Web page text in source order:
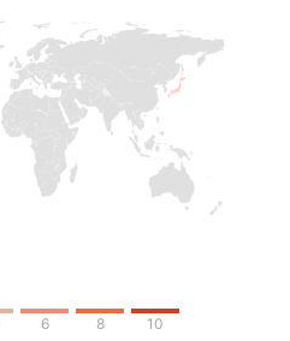
6 8 10